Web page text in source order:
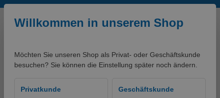
Zum Hauptinhalt springen
Willkommen in unserem Shop
Möchten Sie unseren Shop als Privat- oder Geschäftskunde
besuchen? Sie können die Einstellung später noch ändern.
Privatkunde
Geschäftskunde